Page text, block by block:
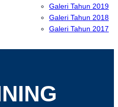
Galeri Tahun 2019
Galeri Tahun 2018
Galeri Tahun 2017